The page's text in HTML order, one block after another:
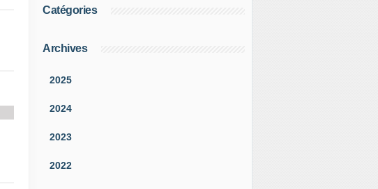
Catégories
Archives
2025
2024
2023
2022